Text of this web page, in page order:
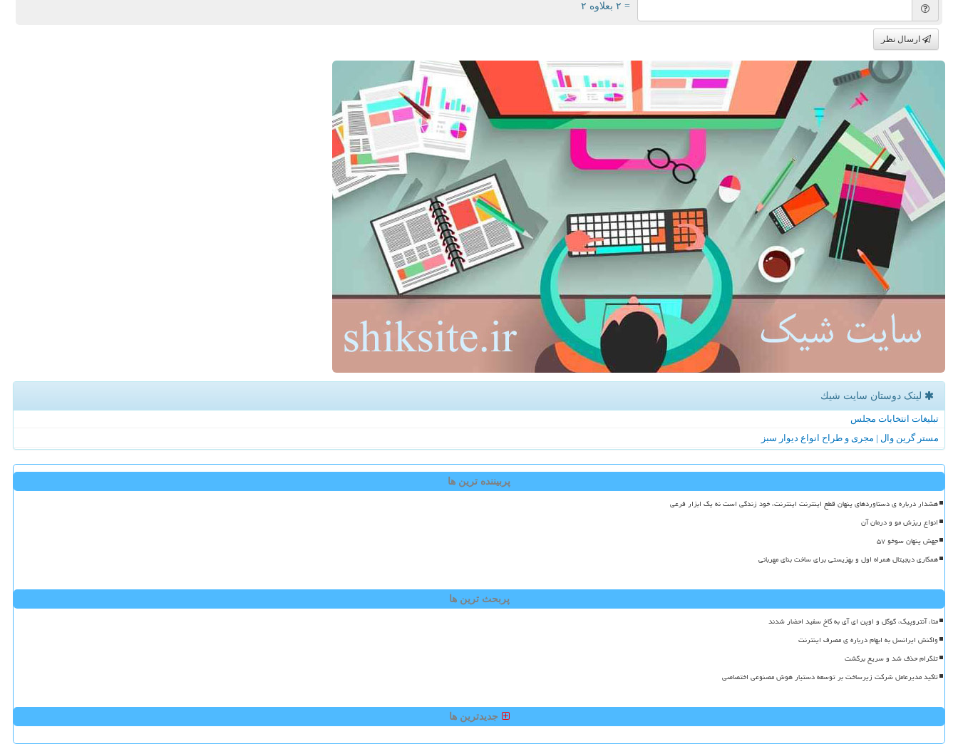
= ۲ بعلاوه ۲
ارسال نظر
لینک دوستان سایت شیك
تبلیغات انتخابات مجلس
مستر گرین وال | مجری و طراح انواع دیوار سبز
پربیننده ترین ها
هشدار درباره ی دستاوردهای پنهان قطع اینترنت اینترنت، خود زندگی است نه یک ابزار فرعی
انواع ریزش مو و درمان آن
جهش پنهان سوخو ۵۷
همکاری دیجیتال همراه اول و بهزیستی برای ساخت بنای مهربانی
پربحث ترین ها
متا، آنتروپیک، گوگل و اوپن ای آی به کاخ سفید احضار شدند
واکنش ایرانسل به ابهام درباره ی مصرف اینترنت
تلگرام حذف شد و سریع برگشت
تاکید مدیرعامل شرکت زیرساخت بر توسعه دستیار هوش مصنوعی اختصاصی
جدیدترین ها